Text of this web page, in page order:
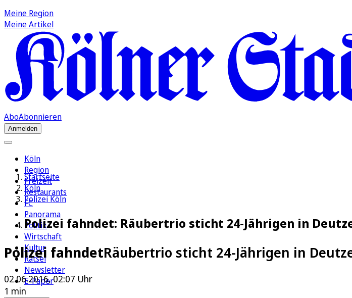
Meine Region
Meine Artikel
AboAbonnieren
Anmelden
Köln
Region
Freizeit
Restaurants
FC
Panorama
Politik
Wirtschaft
Kultur
Rätsel
Newsletter
E-Paper
Startseite
Köln
Polizei Köln
Polizei fahndet: Räubertrio sticht 24-Jährigen in
Polizei fahndetRäubertrio sticht 24-Jährigen in
02.06.2016, 02:07 Uhr
1 min